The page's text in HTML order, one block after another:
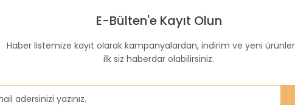
E-Bülten'e Kayıt Olun
Haber listemize kayıt olarak kampanyalardan, indirim ve yeni
ilk siz haberdar olabilirsiniz.